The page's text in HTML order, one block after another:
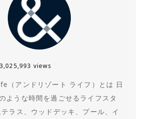
3,025,993 views
（アンドリゾート ライフ）とは 日
ような時間を過ごせるライフスタ
ラス、ウッドデッキ、プール、イ